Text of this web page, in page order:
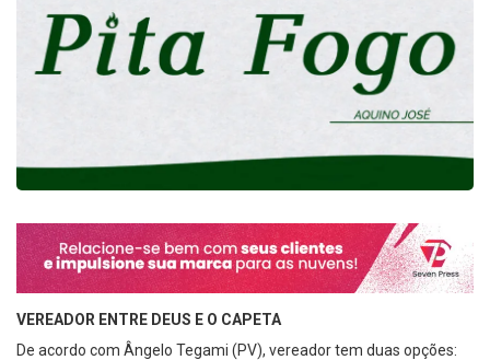
VEREADOR ENTRE DEUS E O CAPETA
De acordo com Ângelo Tegami (PV), vereador tem duas opções: